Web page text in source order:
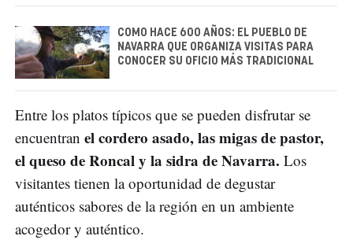
COMO HACE 600 AÑOS: EL PUEBLO DE
NAVARRA QUE ORGANIZA VISITAS PARA
CONOCER SU OFICIO MÁS TRADICIONAL
Entre los platos típicos que se pueden disfrutar se
encuentran el cordero asado, las migas de pastor,
el queso de Roncal y la sidra de Navarra. Los
visitantes tienen la oportunidad de degustar
auténticos sabores de la región en un ambiente
acogedor y auténtico.